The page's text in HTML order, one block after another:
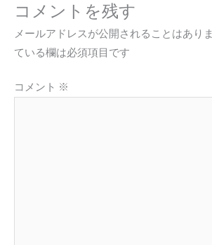
コメントを残す
メールアドレスが公開されることはありま
ている欄は必須項目です
コメント ※